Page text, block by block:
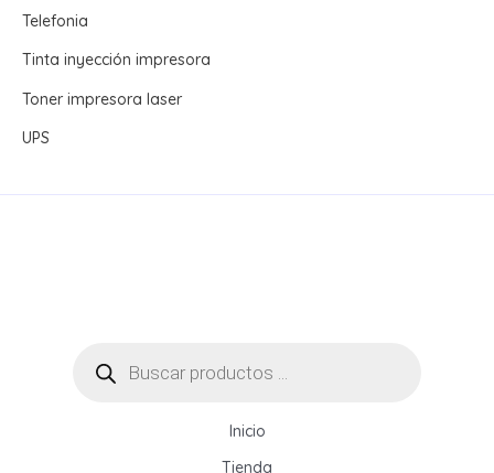
Telefonia
Tinta inyección impresora
Toner impresora laser
UPS
productos
Inicio
Tienda